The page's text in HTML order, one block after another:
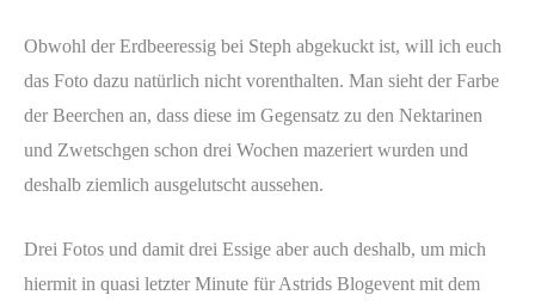
Obwohl der Erdbeeressig bei Steph abgekuckt ist, will ich euch
das Foto dazu natürlich nicht vorenthalten. Man sieht der Farbe
der Beerchen an, dass diese im Gegensatz zu den Nektarinen
und Zwetschgen schon drei Wochen mazeriert wurden und
deshalb ziemlich ausgelutscht aussehen.
Drei Fotos und damit drei Essige aber auch deshalb, um mich
hiermit in quasi letzter Minute für Astrids Blogevent mit dem